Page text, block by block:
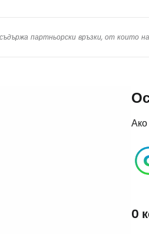
партньорски връзки, от които
Ако
0